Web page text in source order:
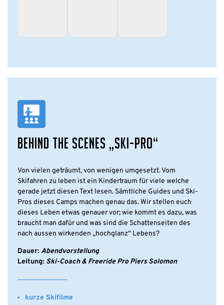
BEHIND THE SCENES „SKI-PRO“
Von vielen geträumt, von wenigen umgesetzt. Vom
Skifahren zu leben ist ein Kindertraum für viele welche
gerade jetzt diesen Text lesen. Sämtliche Guides und Ski-
Pros dieses Camps machen genau das. Wir stellen euch
dieses Leben etwas genauer vor; wie kommt es dazu, was
braucht man dafür und was sind die Schattenseiten des
nach aussen wirkenden „hochglanz“ Lebens?
Dauer: Abendvorstellung
Leitung: Ski-Coach & Freeride Pro Piers Solomon
kurze Skifilme